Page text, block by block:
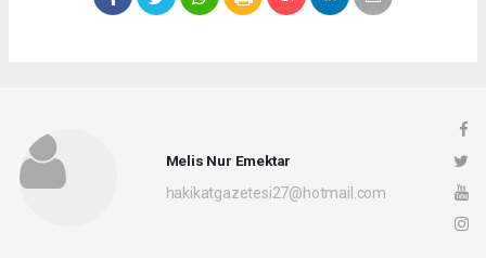
Melis Nur Emektar
hakikatgazetesi27@hotmail.com